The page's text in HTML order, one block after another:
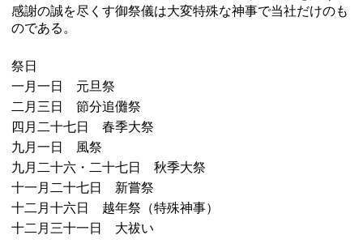
感謝の誠を尽くす御祭儀は大変特殊な神事で当社だけのも
のである。
祭日
一月一日 元旦祭
二月三日 節分追儺祭
四月二十七日 春季大祭
九月一日 風祭
九月二十六・二十七日 秋季大祭
十一月二十七日 新嘗祭
十二月十六日 越年祭（特殊神事）
十二月三十一日 大祓い